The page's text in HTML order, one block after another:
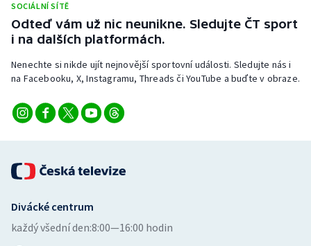
Triatlon
Vodní slalom
Volejbal
SOCIÁLNÍ SÍTĚ
Odteď vám už nic neunikne. Sledujte ČT sport
i na dalších platformách.
Nenechte si nikde ujít nejnovější sportovní události. Sledujte nás i
na Facebooku, X, Instagramu, Threads či YouTube a buďte v obraze.
Divácké centrum
každý všední den:8:00—16:00 hodin